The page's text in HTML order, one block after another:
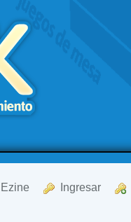
Ezine Ingresar